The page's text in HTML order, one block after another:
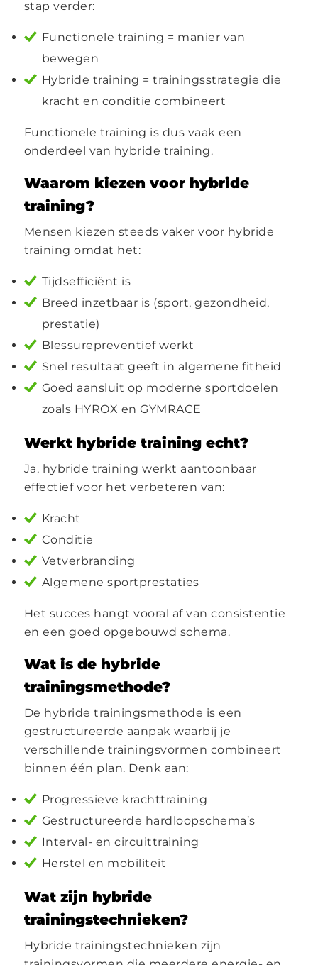
stap verder:
Functionele training = manier van
bewegen
Hybride training = trainingsstrategie die
kracht en conditie combineert
Functionele training is dus vaak een
onderdeel van hybride training.
Waarom kiezen voor hybride
training?
Mensen kiezen steeds vaker voor hybride
training omdat het:
Tijdsefficiënt is
Breed inzetbaar is (sport, gezondheid,
prestatie)
Blessurepreventief werkt
Snel resultaat geeft in algemene fitheid
Goed aansluit op moderne sportdoelen
zoals HYROX en GYMRACE
Werkt hybride training echt?
Ja, hybride training werkt aantoonbaar
effectief voor het verbeteren van:
Kracht
Conditie
Vetverbranding
Algemene sportprestaties
Het succes hangt vooral af van consistentie
en een goed opgebouwd schema.
Wat is de hybride
trainingsmethode?
De hybride trainingsmethode is een
gestructureerde aanpak waarbij je
verschillende trainingsvormen combineert
binnen één plan. Denk aan:
Progressieve krachttraining
Gestructureerde hardloopschema’s
Interval- en circuittraining
Herstel en mobiliteit
Wat zijn hybride
trainingstechnieken?
Hybride trainingstechnieken zijn